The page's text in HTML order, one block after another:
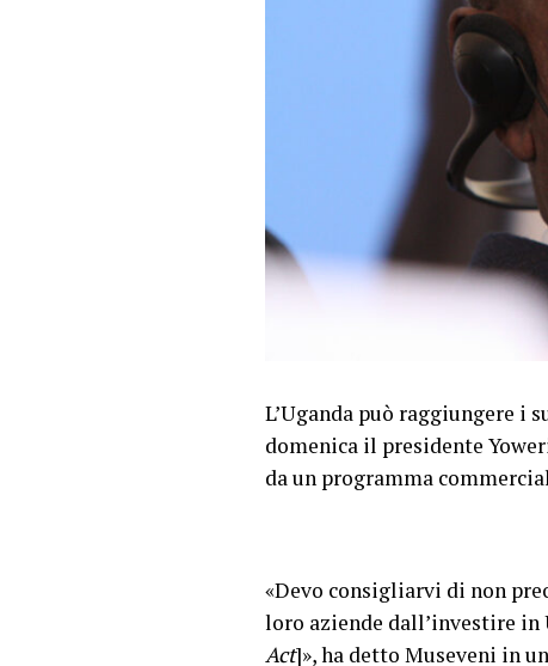
L’Uganda può raggiungere
domenica il presidente
da un programma
«Devo consigliarvi di non
loro aziende dall’investire in
Act]», ha detto Museveni in